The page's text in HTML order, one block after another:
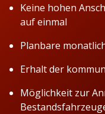
Keine hohen
auf einmal
Planbare
Erhalt der
Möglichkeit zur